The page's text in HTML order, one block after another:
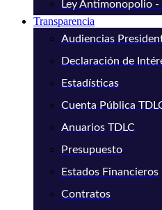
Ley Antimonopolio
Transparencia
Audiencias
Declaración de
Estadísticas
Cuenta Pública
Anuarios TDLC
Presupuesto
Estados Financieros
Contratos